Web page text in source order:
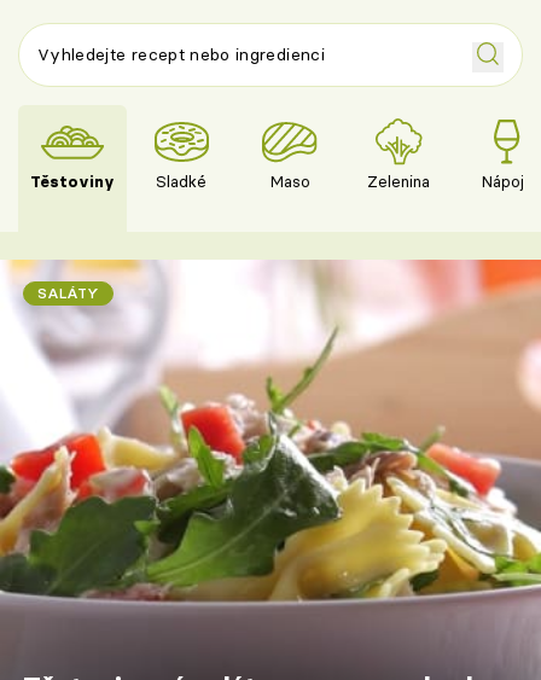
Těstoviny Sladké Maso Zelenina Nápoje
SALÁTY